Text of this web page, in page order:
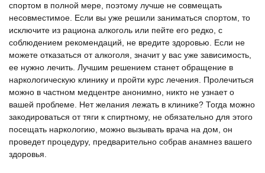
спортом в полной мере, поэтому лучше не совмещать
несовместимое. Если вы уже решили заниматься спортом, то
исключите из рациона алкоголь или пейте его редко, с
соблюдением рекомендаций, не вредите здоровью. Если не
можете отказаться от алкоголя, значит у вас уже зависимость,
ее нужно лечить. Лучшим решением станет обращение в
наркологическую клинику и пройти курс лечения. Пролечиться
можно в частном медцентре анонимно, никто не узнает о
вашей проблеме. Нет желания лежать в клинике? Тогда можно
закодироваться от тяги к спиртному, не обязательно для этого
посещать наркологию, можно вызывать врача на дом, он
проведет процедуру, предварительно собрав анамнез вашего
здоровья.